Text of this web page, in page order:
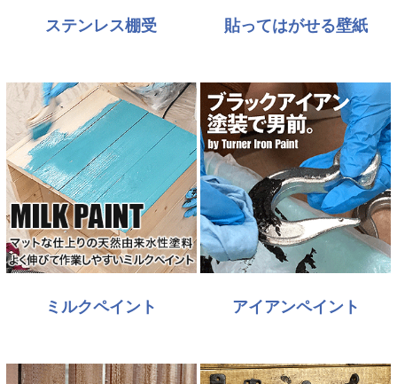
ステンレス棚受 貼ってはがせる壁紙
ミルクペイント アイアンペイント